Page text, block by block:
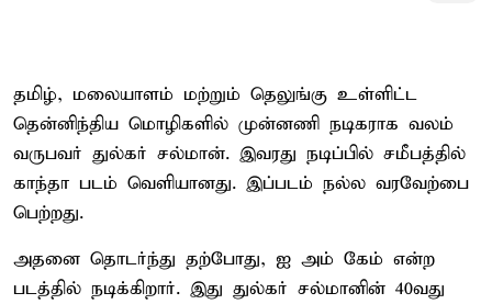
தமிழ், மலையாளம் மற்றும் தெலுங்கு உள்ளிட்ட
தென்னிந்திய மொழிகளில் முன்னணி நடிகராக வலம்
வருபவர் துல்கர் சல்மான். இவரது நடிப்பில் சமீபத்தில்
காந்தா படம் வெளியானது. இப்படம் நல்ல வரவேற்பை
பெற்றது.
அதனை தொடர்ந்து தற்போது, ஐ அம் கேம் என்ற
படத்தில் நடிக்கிறார். இது துல்கர் சல்மானின் 40வது